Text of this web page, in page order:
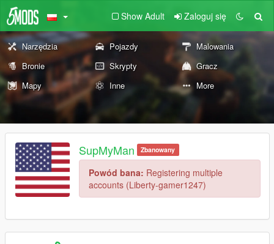
Show Adult Zaloguj się
Narzędzia Pojazdy
Malowania
Bronie
Skrypty
Gracz
Mapy
Inne More
SupMyMan Zbanowany
Powód bana: Registering multiple
accounts (Liberty-gamer1247)